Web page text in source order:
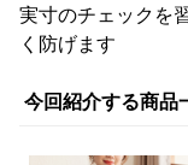
実寸のチェックを
く防げます
今回紹介する商品